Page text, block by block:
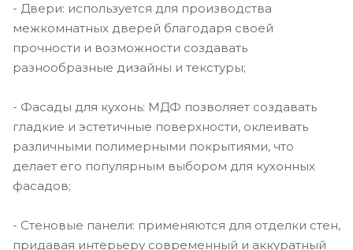
- Двери: используется для производства
межкомнатных дверей благодаря своей
прочности и возможности создавать
разнообразные дизайны и текстуры;
- Фасады для кухонь: МДФ позволяет создавать
гладкие и эстетичные поверхности, оклеивать
различными полимерными покрытиями, что
делает его популярным выбором для кухонных
фасадов;
- Стеновые панели: применяются для отделки стен,
придавая интерьеру современный и аккуратный